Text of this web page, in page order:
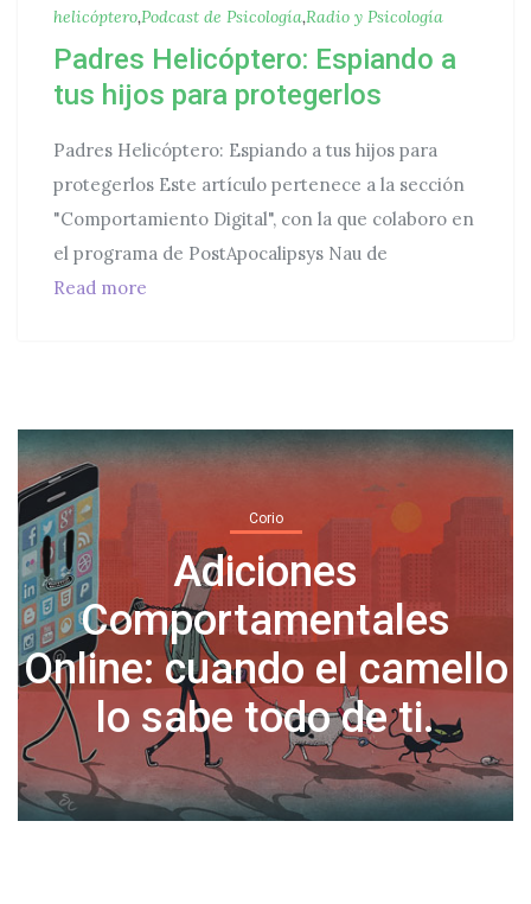
helicóptero,Podcast de Psicología,Radio y Psicología
Padres Helicóptero: Espiando a
tus hijos para protegerlos
Padres Helicóptero: Espiando a tus hijos para
protegerlos Este artículo pertenece a la sección
"Comportamiento Digital", con la que colaboro en
el programa de PostApocalipsys Nau de
Read more
Corio
Normalicemos tomar días
libres por salud mental